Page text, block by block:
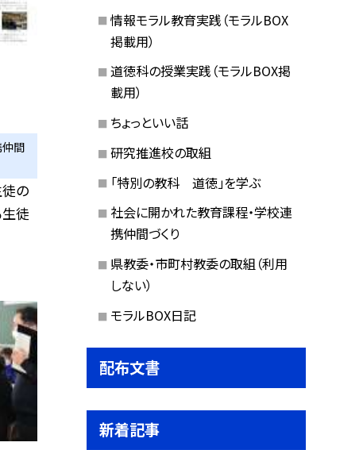
仲間
の
徒
情報モラル教育実践（モラルBOX
掲載用）
道徳科の授業実践（モラルBOX掲
載用）
ちょっといい話
研究推進校の取組
「特別の教科 道徳」を学ぶ
社会に開かれた教育課程・学校連
携仲間づくり
県教委・市町村教委の取組（利用
しない）
モラルBOX日記
配布文書
新着記事